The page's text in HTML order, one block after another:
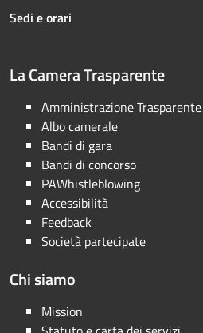
Sedi e orari
La Camera Trasparente
Amministrazione Trasparente
Albo camerale
Bandi di gara
Bandi di concorso
PAWhistleblowing
Accessibilità
Feedback
Società partecipate
Chi siamo
Mission